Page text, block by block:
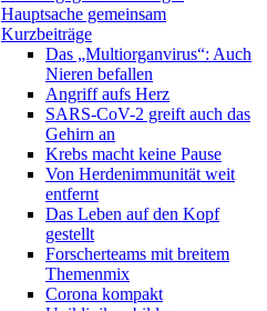
Hauptsache gemeinsam
Kurzbeiträge
Das „Multiorganvirus“: Auch
Nieren befallen
Angriff aufs Herz
SARS-CoV-2 greift auch das
Gehirn an
Krebs macht keine Pause
Von Herdenimmunität weit
entfernt
Das Leben auf den Kopf
gestellt
Forscherteams mit breitem
Themenmix
Corona kompakt